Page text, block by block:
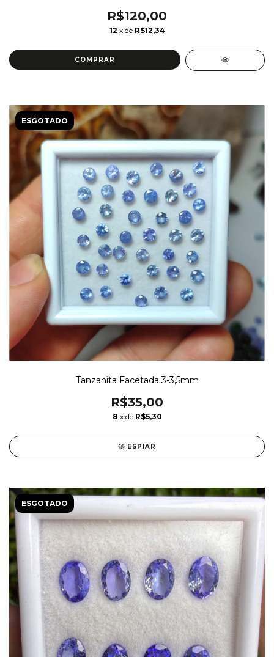
R$120,00
12 x de R$12,34
ESGOTADO
Tanzanita Facetada 3-3,5mm
R$35,00
8 x de R$5,30
ESPIAR
ESGOTADO